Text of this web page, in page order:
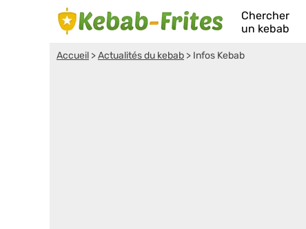
Chercher
un kebab
Accueil >Actualités du kebab > Infos Kebab